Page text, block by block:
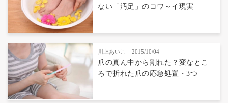
ない「汚足」のコワ～イ現実
川上あいこ 2015/10/04
爪の真ん中から割れた？変なとこ
ろで折れた爪の応急処置・3つ